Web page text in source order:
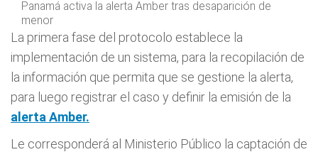
Panamá activa la alerta Amber tras desaparición de
menor
La primera fase del protocolo establece la
implementación de un sistema, para la recopilación de
la información que permita que se gestione la alerta,
para luego registrar el caso y definir la emisión de la
alerta Amber.
Le corresponderá al Ministerio Público la captación de